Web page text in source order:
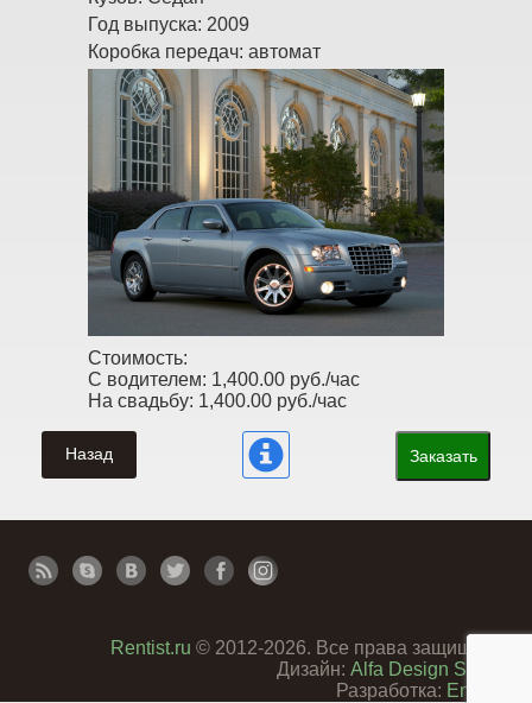
Год выпуска: 2009
Коробка передач: автомат
Стоимость:
С водителем: 1,400.00 руб./час
На свадьбу: 1,400.00 руб./час
Назад Заказать
Rentist.ru © 2012-2026. Все права защищены
Дизайн: Alfa Design Studio
Разработка: Enterra